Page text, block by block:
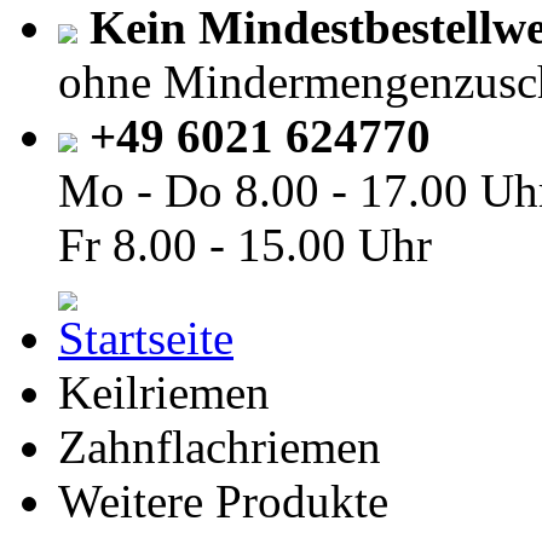
Kein
ohne
+49 6021 624770
Mo - Do 8.00 - 17.00
Fr 8.00 - 15.00 Uhr
Keilriemen
Zahnflachriemen
Weitere Produkte